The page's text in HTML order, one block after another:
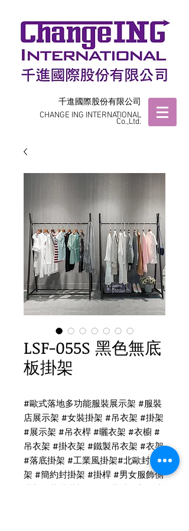
千進國際股份有限公司
CHANGE ING INTERNATIONAL
Co.,Ltd.
LSF-055S 黑色無底
板掛架
#歐式落地多功能服裝展示架 #服裝
店展示架 #女裝掛架 #吊衣架 #掛架
#展示架 #吊衣桿 #曬衣架 #衣櫥 #
吊衣架 #掛衣架 #鐵製吊衣架 #衣架
#落底掛架 #工業風掛架#北歐封掛
架 #簡約封掛架 #掛桿 #男女服飾側
掛架
落地掛架 服飾落地展架
流